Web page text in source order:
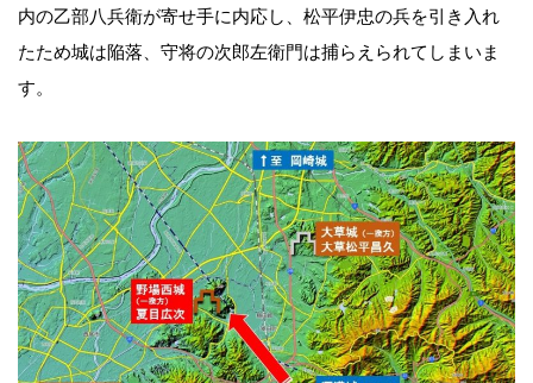
内の乙部八兵衛が寄せ手に内応し、松平伊忠の兵を引き入れ
たため城は陥落、守将の次郎左衛門は捕らえられてしまいま
す。